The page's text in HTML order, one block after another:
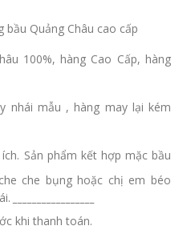
Quảng Châu cao cấp
100%, hàng Cao Cấp, hàng
nhái mẫu , hàng may lại kém
Sản phẩm kết hợp mặc bầu
che bụng hoặc chị em béo
khi thanh toán.